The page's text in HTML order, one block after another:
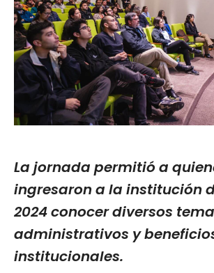
La jornada permitió a
ingresaron a la institución
2024 conocer diversos
administrativos y
institucionales.